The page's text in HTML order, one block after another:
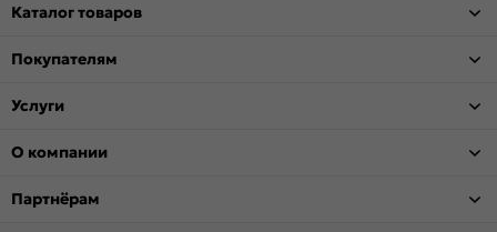
Каталог товаров
Покупателям
Услуги
О компании
Партнёрам